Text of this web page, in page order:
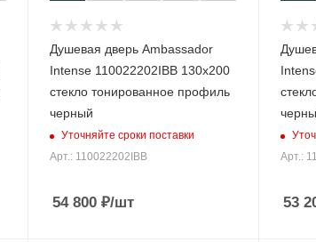
Душевая дверь Ambassador
Intense 110022202IBB 130х200
стекло тонированное профиль
черный
Уточняйте сроки поставки
Арт.: 110022202IBB
54 800₽/шт
Арт.:
53